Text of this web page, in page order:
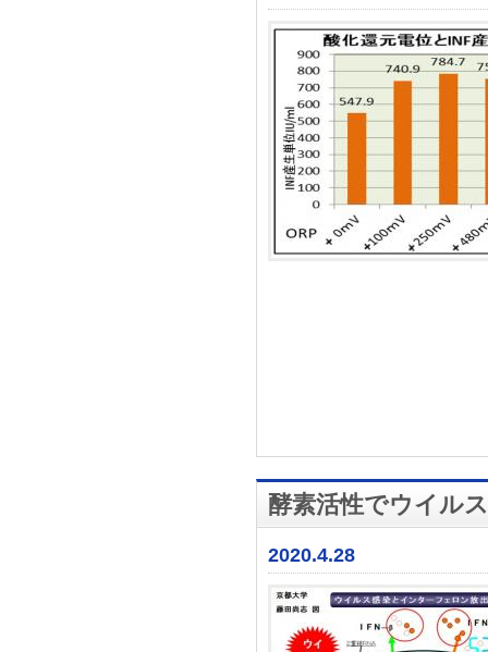
酵素活性でウイル
2020.4.28